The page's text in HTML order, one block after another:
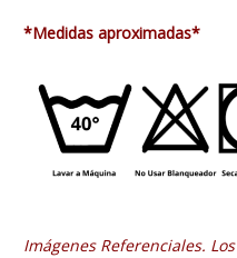
*Medidas aproximadas*
Imágenes Referenciales.